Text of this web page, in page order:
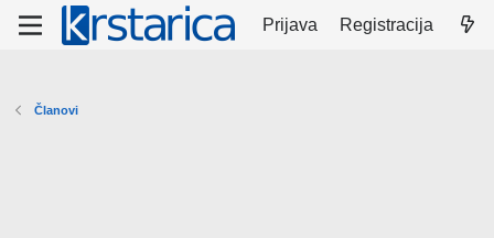
Prijava Registracija
Članovi